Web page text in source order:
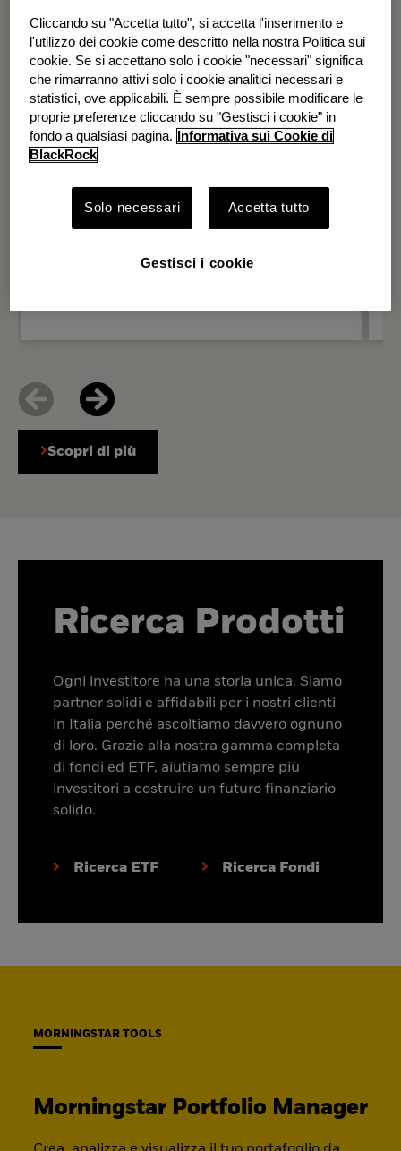
Scopri di più
Ricerca Prodotti
Ogni investitore ha una storia unica. Siamo
partner solidi e affidabili per i nostri clienti
in Italia perché ascoltiamo davvero ognuno
di loro. Grazie alla nostra gamma completa
di fondi ed ETF, aiutiamo sempre più
investitori a costruire un futuro finanziario
solido.
Ricerca ETF Ricerca Fondi
MORNINGSTAR TOOLS
Morningstar Portfolio Manager
Cliccando su "Accetta tutto", si accetta l'inserimento e
l'utilizzo dei cookie come descritto nella nostra Politica sui
cookie. Se si accettano solo i cookie "necessari" significa
che rimarranno attivi solo i cookie analitici necessari e
statistici, ove applicabili. È sempre possibile modificare le
proprie preferenze cliccando su "Gestisci i cookie" in
fondo a qualsiasi pagina.
Informativa sui Cookie di
BlackRock
Solo necessari Accetta tutto
Gestisci i cookie